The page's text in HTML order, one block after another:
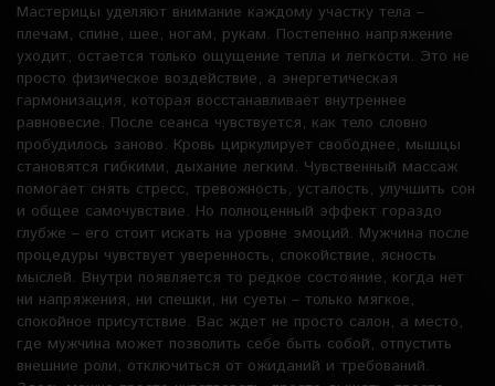
Мастерицы уделяют внимание каждому участку тела –
плечам, спине, шее, ногам, рукам. Постепенно напряжение
уходит, остается только ощущение тепла и легкости. Это не
просто физическое воздействие, а энергетическая
гармонизация, которая восстанавливает внутреннее
равновесие. После сеанса чувствуется, как тело словно
пробудилось заново. Кровь циркулирует свободнее, мышцы
становятся гибкими, дыхание легким. Чувственный массаж
помогает снять стресс, тревожность, усталость, улучшить сон
и общее самочувствие. Но полноценный эффект гораздо
глубже – его стоит искать на уровне эмоций. Мужчина после
процедуры чувствует уверенность, спокойствие, ясность
мыслей. Внутри появляется то редкое состояние, когда нет
ни напряжения, ни спешки, ни суеты – только мягкое,
спокойное присутствие. Вас ждет не просто салон, а место,
где мужчина может позволить себе быть собой, отпустить
внешние роли, отключиться от ожиданий и требований.